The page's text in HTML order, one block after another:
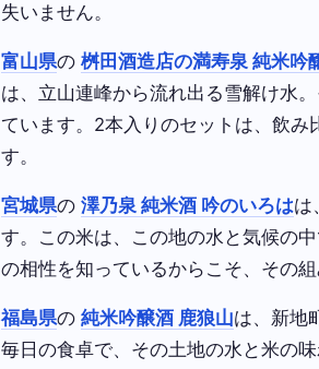
失いません。
富山県の桝田酒造店の満寿泉 純米吟
は、立山連峰から流れ出る雪解け水
ています。2本入りのセットは、飲
す。
宮城県の澤乃泉 純米酒 吟のいろはは
す。この米は、この地の水と気候の
の相性を知っているからこそ、その組
福島県の純米吟醸酒 鹿狼山は、新地
毎日の食卓で、その土地の水と米の